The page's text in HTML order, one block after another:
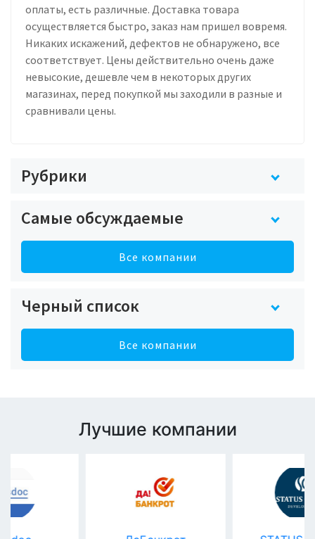
оплаты, есть различные. Доставка товара
осуществляется быстро, заказ нам пришел вовремя.
Никаких искажений, дефектов не обнаружено, все
соответствует. Цены действительно очень даже
невысокие, дешевле чем в некоторых других
магазинах, перед покупкой мы заходили в разные и
сравнивали цены.
Рубрики
Самые обсуждаемые
Все компании
Черный список
Все компании
Лучшие компании